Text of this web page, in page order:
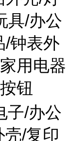
具/办公
/钟表外
用电器
按钮
子/办公
壳/复印